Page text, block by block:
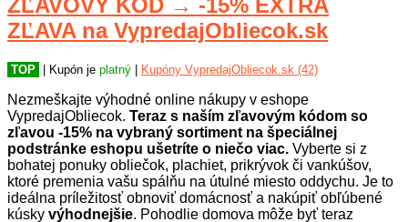
ZĽAVA na VypredajObliecok.sk
TOP | Kupón je platný Kupóny VypredajObliecok.sk (42)
Nezmeškajte výhodné online nákupy v eshope
VypredajObliecok. Teraz s naším zľavovým kódom so
zľavou -15% na vybraný sortiment na špeciálnej
podstránke eshopu ušetríte o niečo viac. Vyberte si z
bohatej ponuky obliečok, plachiet, prikrývok či vankúšov,
ktoré premenia vašu spálňu na útulné miesto oddychu. Je to
ideálna príležitosť obnoviť domácnosť a nakúpiť obľúbené
kúsky výhodnejšie. Pohodlie domova môže byť teraz